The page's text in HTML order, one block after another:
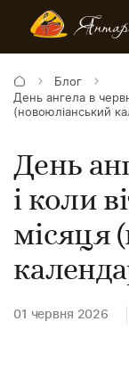
Блог
День ангела в
(новоюліанський
День
і коли
місяця
01 червня 2026